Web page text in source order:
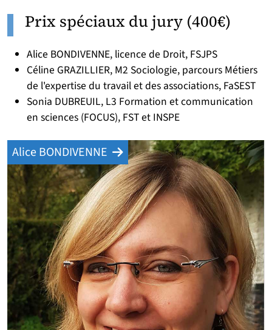
Prix spéciaux du jury (400€)
Alice BONDIVENNE, licence de Droit, FSJPS
Céline GRAZILLIER, M2 Sociologie, parcours Métiers
de l'expertise du travail et des associations, FaSEST
Sonia DUBREUIL, L3 Formation et communication
en sciences (FOCUS), FST et INSPE
Alice BONDIVENNE